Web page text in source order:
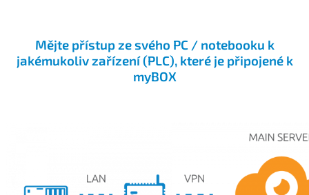
Mějte přístup ze svého PC / notebooku k
jakémukoliv zařízení (PLC), které je připojené k
myBOX